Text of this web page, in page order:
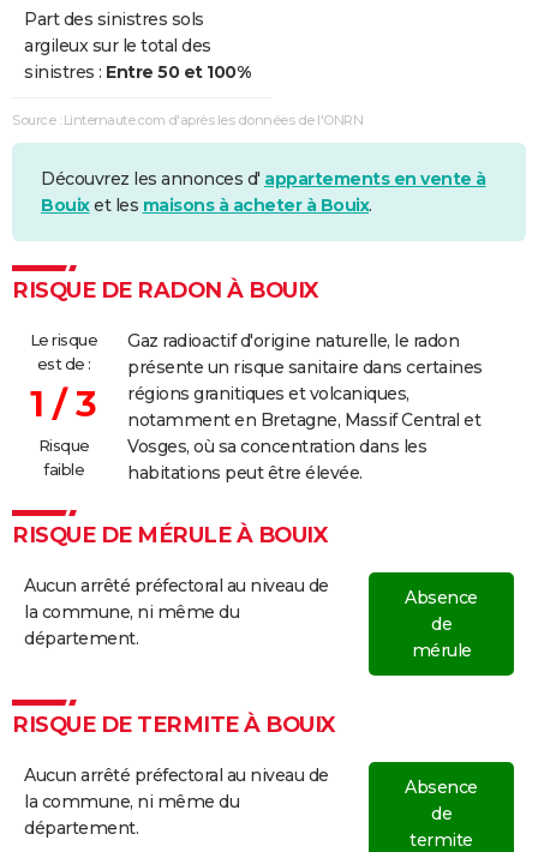
Part des sinistres sols
argileux sur le total des
sinistres : Entre 50 et 100%
Source : Linternaute.com d'après les données de l'ONRN
Découvrez les annonces d' appartements en vente à
Bouixet les maisons à acheter à Bouix.
RISQUE DE RADON À BOUIX
Le risque
est de :
1 / 3
Risque
faible
Gaz radioactif d'origine naturelle, le radon
présente un risque sanitaire dans certaines
régions granitiques et volcaniques,
notamment en Bretagne, Massif Central et
Vosges, où sa concentration dans les
habitations peut être élevée.
RISQUE DE MÉRULE À BOUIX
Aucun arrêté préfectoral au niveau de
la commune, ni même du
département.
Absence
de
mérule
RISQUE DE TERMITE À BOUIX
Aucun arrêté préfectoral au niveau de
la commune, ni même du
département.
Absence
de
termite